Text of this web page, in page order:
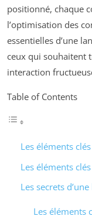
positionné, chaque
l’optimisation des
essentielles d’une
ceux qui souhaitent
interaction
Table of Contents
Les éléments
Les éléments
Les secrets
Les éléments